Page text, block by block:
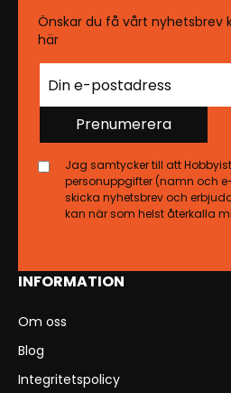
INFORMATION
Om oss
Blog
Integritetspolicy
Önskar du få vårt nyhetsbrev
här
Prenumerera
Jag samtycker till att
personuppgifter (namn och
skicka nyhetsbrev och
kan när som helst återkalla